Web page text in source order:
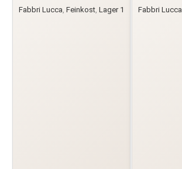
Fabbri Lucca, Feinkost, Lager 1 Fabbri Lucca